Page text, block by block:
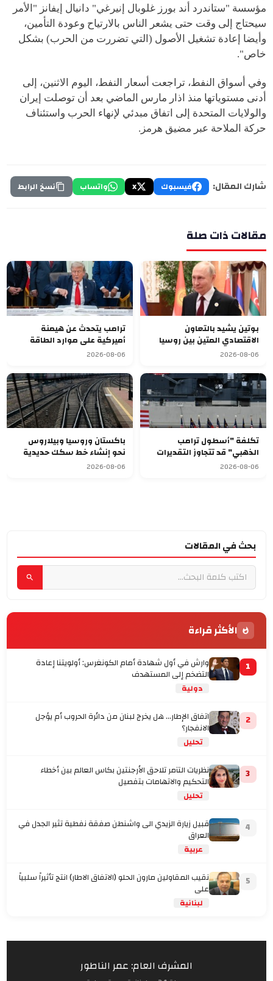
مؤسسة "ستاندرد أند بورز غلوبال إنيرغي" دانيال إيفانز "الأمر
سيحتاج إلى وقت حتى يشعر الناس بالارتياح وعودة التأمين،
وأيضا إعادة تشغيل الأصول (التي تضررت من الحرب) بشكل
خاص".
وفي أسواق النفط، تراجعت أسعار النفط، اليوم الاثنين، إلى
أدنى مستوياتها منذ اذار مارس الماضي بعد أن توصلت إيران
والولايات المتحدة إلى اتفاق مبدئي لإنهاء الحرب واستئناف
حركة الملاحة عبر مضيق هرمز.
شارك المقال: فيسبوك X واتساب نسخ الرابط
مقالات ذات صلة
بوتين يشيد بالتعاون
الاقتصادي المتين بين روسيا
وقرغيزستان
2026-08-06
ترامب يتحدث عن هيمنة
أميركية على موارد الطاقة
العالمية بعد ضم فنزويلا
2026-08-06
تكلفة "أسطول ترامب
الذهبي" قد تتجاوز التقديرات
وتصل إلى 275 مليار دولار
2026-08-06
باكستان وروسيا وبيلاروس
نحو إنشاء خط سكك حديدية
للشحن
2026-08-06
بحث في المقالات
الأكثر قراءة
1 وارش في أول شهادة أمام الكونغرس: أولويتنا إعادة
التضخم إلى المستهدف
دولية
2 اتفاق الإطار... هل يخرج لبنان من دائرة الحروب أم يؤجل
الانفجار؟
تحليل
3 نظريات التآمر تلاحق الأرجنتين بكاس العالم بين أخطاء
التحكيم والاتهامات بتفصيل
تحليل
4 قبيل زيارة الزيدي الى واشنطن صفقة نفطية تثير الجدل في
العراق
عربية
5 نقيب المقاولين مارون الحلو (الاتفاق الاطار) انتج تأثيراً سلبياً
على
لبنانية
المشرف العام: عمر الناطور